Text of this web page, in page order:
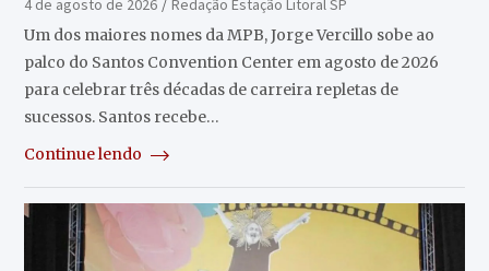
4 de agosto de 2026
Redação Estação Litoral SP
Um dos maiores nomes da MPB, Jorge Vercillo sobe ao
palco do Santos Convention Center em agosto de 2026
para celebrar três décadas de carreira repletas de
sucessos. Santos recebe…
Continue lendo